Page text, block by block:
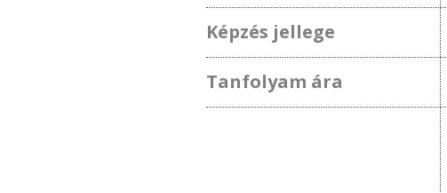
Képzés jellege
Tanfolyam ára